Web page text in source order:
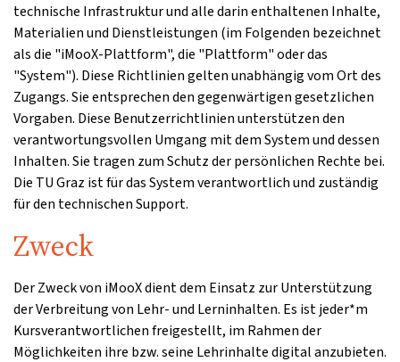
technische Infrastruktur und alle darin enthaltenen Inhalte,
Materialien und Dienstleistungen (im Folgenden bezeichnet
als die "iMooX-Plattform", die "Plattform" oder das
"System"). Diese Richtlinien gelten unabhängig vom Ort des
Zugangs. Sie entsprechen den gegenwärtigen gesetzlichen
Vorgaben. Diese Benutzerrichtlinien unterstützen den
verantwortungsvollen Umgang mit dem System und dessen
Inhalten. Sie tragen zum Schutz der persönlichen Rechte bei.
Die TU Graz ist für das System verantwortlich und zuständig
für den technischen Support.
Zweck
Der Zweck von iMooX dient dem Einsatz zur Unterstützung
der Verbreitung von Lehr- und Lerninhalten. Es ist jeder*m
Kursverantwortlichen freigestellt, im Rahmen der
Möglichkeiten ihre bzw. seine Lehrinhalte digital anzubieten.